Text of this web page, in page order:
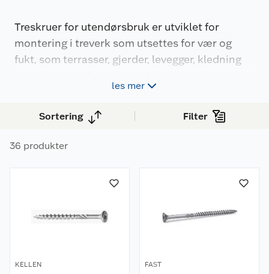
Treskruer for utendørsbruk er utviklet for
montering i treverk som utsettes for vær og
fukt, som terrasser, gjerder, levegger, kledning
treskruer med riktig korrosjonsbeskyttelse til
prosjektet ditt – elforsinkede skruer passer til
enklere utendørs bruk, C4-klassifiserte skruer
tåler mer krevende miljøer, mens rustfrie A2-
les mer
Sortering Filter
36 produkter
KELLEN FAST